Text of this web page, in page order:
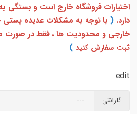
اختیارات فروشگاه خارج است و بستگی
دارد. ( با توجه به مشکلات عدیده پستی
خارجی و محدودیت ها ، فقط در صورت
ثبت سفارش کنید )
edit
گارانتی